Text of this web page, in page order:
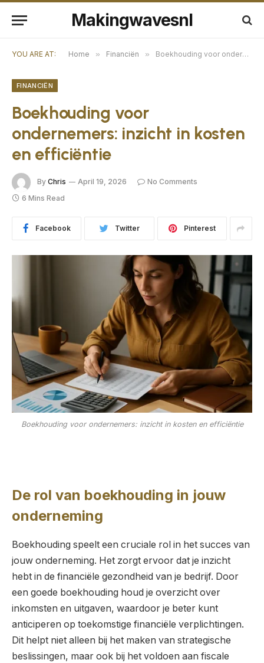
Makingwavesnl
YOU ARE AT: Home » Financiën » Boekhouding voor ondernemers: inzicht in kosten en efficiëntie
FINANCIËN
Boekhouding voor
ondernemers: inzicht in kosten
en efficiëntie
By Chris April 19, 2026
No Comments
6 Mins Read
Facebook Twitter Pinterest
Boekhouding voor ondernemers: inzicht in kosten en efficiëntie
De rol van boekhouding in jouw
onderneming
Boekhouding speelt een cruciale rol in het succes van
jouw onderneming. Het zorgt ervoor dat je inzicht
hebt in de financiële gezondheid van je bedrijf. Door
een goede boekhouding houd je overzicht over
inkomsten en uitgaven, waardoor je beter kunt
anticiperen op toekomstige financiële verplichtingen.
Dit helpt niet alleen bij het maken van strategische
beslissingen, maar ook bij het voldoen aan fiscale